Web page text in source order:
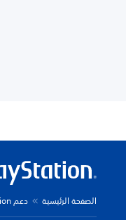
الصفحة الرئيسية دعم PlayStation